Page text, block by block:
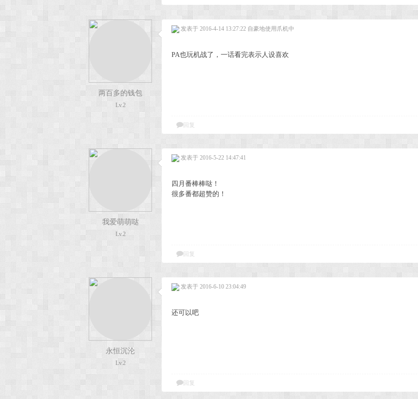
两百多的钱包
Lv.2
发表于 2016-4-14 13:27:22 自豪地使用爪机中
PA也玩机战了，一话看完表示人设喜欢
回复
我爱萌萌哒
Lv.2
发表于 2016-5-22 14:47:41
四月番棒棒哒！
很多番都超赞的！
回复
永恒沉沦
Lv.2
发表于 2016-6-10 23:04:49
还可以吧
回复